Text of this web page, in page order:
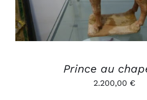
Prince au
2.200,00 €